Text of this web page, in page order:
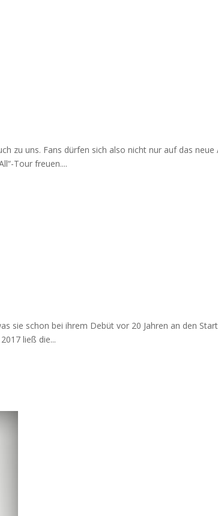
zu uns. Fans dürfen sich also nicht nur auf das neue
Tour freuen....
sie schon bei ihrem Debüt vor 20 Jahren an den
ließ die...